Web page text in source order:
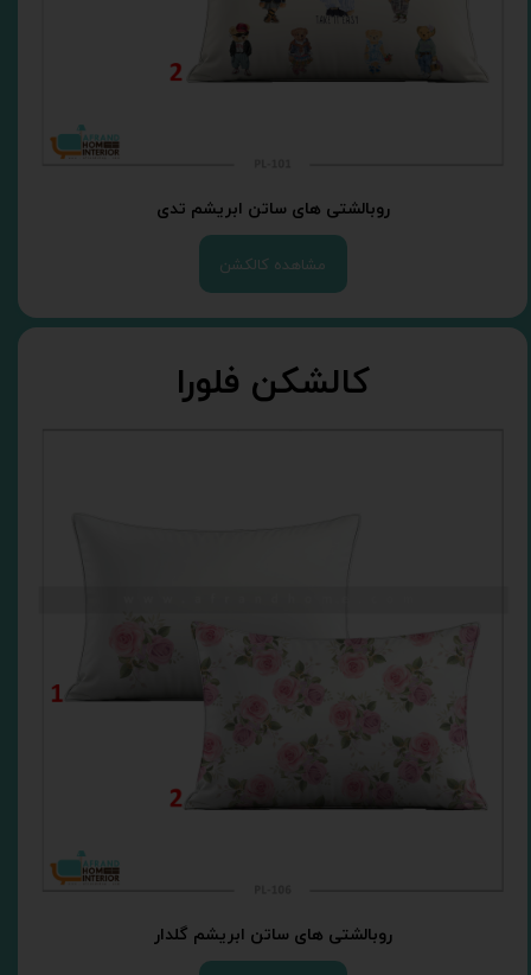
روبالشتی های ساتن ابریشم تدی
مشاهده کالکشن
کالشکن فلورا
روبالشتی های ساتن ابریشم گلدار